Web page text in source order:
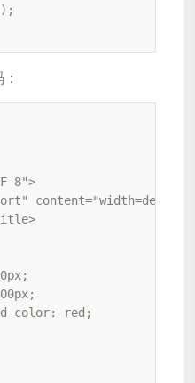
8">
color: red;